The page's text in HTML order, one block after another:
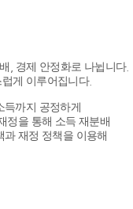
, 경제 안정화로 나뉩니다.
게 이루어집니다.
득까지 공정하게
정을 통해 소득 재분배
재정 정책을 이용해